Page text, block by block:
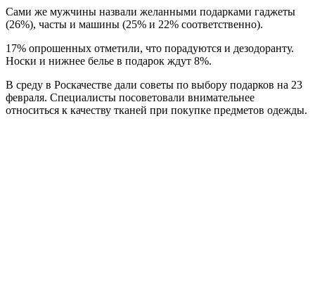
Сами же мужчины назвали желанными подарками гаджеты
(26%), часты и машины (25% и 22% соответственно).
17% опрошенных отметили, что порадуются и дезодоранту.
Носки и нижнее белье в подарок ждут 8%.
В среду в Роскачестве дали советы по выбору подарков на 23
февраля. Специалисты посоветовали внимательнее
относиться к качеству тканей при покупке предметов одежды.